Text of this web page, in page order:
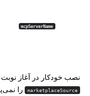
mcpServerName
نصب خودکار در آغاز
marketplaceSource را